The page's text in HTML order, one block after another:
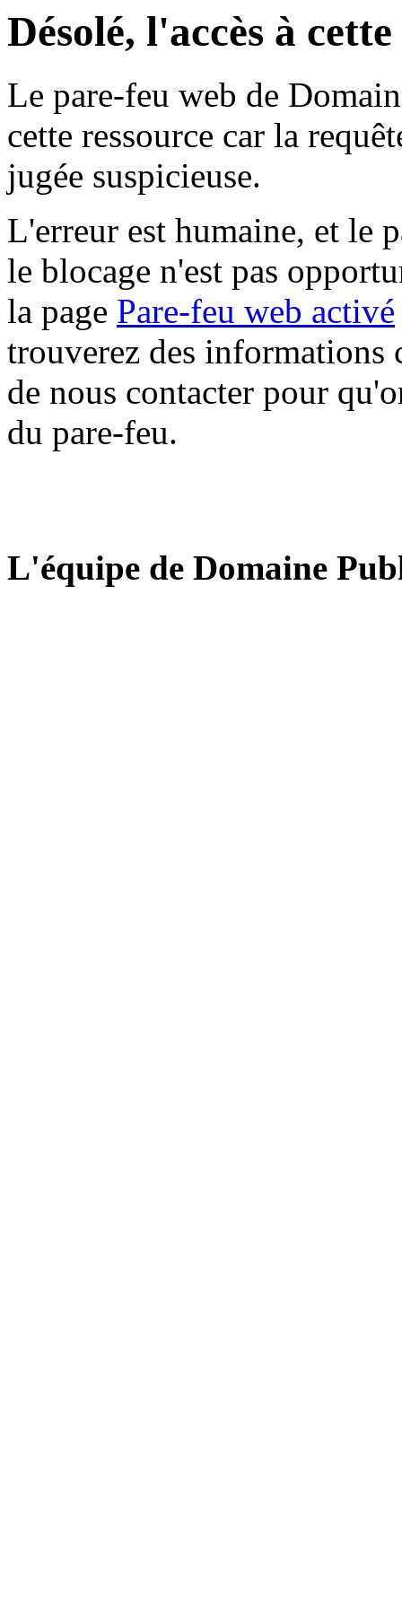
Désolé, l'accès à
Le pare-feu web de
cette ressource car la
jugée suspicieuse.
L'erreur est humaine, et le
le blocage n'est pas
la page Pare-feu web activé
trouverez des informations
de nous contacter pour
du pare-feu.
L'équipe de Domaine